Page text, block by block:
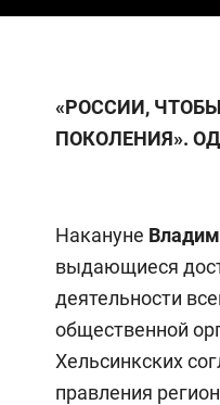
«РОССИИ,
ПОКОЛЕНИЯ».
Накануне
выдающиеся
деятельности
общественной
Хельсинкских
правления